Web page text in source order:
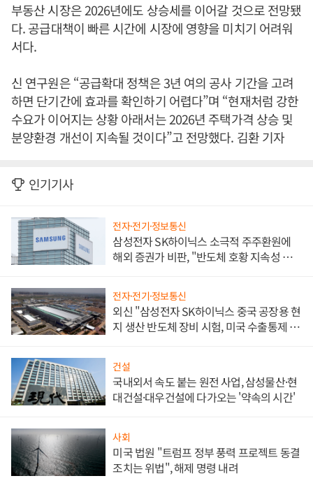
부동산 시장은 2026년에도 상승세를 이어갈 것으로 전망됐
다. 공급대책이 빠른 시간에 시장에 영향을 미치기 어려워
서다.
신 연구원은 “공급확대 정책은 3년 여의 공사 기간을 고려
하면 단기간에 효과를 확인하기 어렵다”며 “현재처럼 강한
수요가 이어지는 상황 아래서는 2026년 주택가격 상승 및
분양환경 개선이 지속될 것이다”고 전망했다. 김환 기자
인기기사
전자·전기·정보통신
삼성전자 SK하이닉스 소극적 주주환원에
해외 증권가 비판, "반도체 호황 지속성 의
전자·전기·정보통신
외신 "삼성전자 SK하이닉스 중국 공장용 현
지 생산 반도체 장비 시험, 미국 수출통제 대
건설
국내외서 속도 붙는 원전 사업, 삼성물산·현
대건설·대우건설에 다가오는 '약속의 시간'
사회
미국 법원 "트럼프 정부 풍력 프로젝트 동결
조치는 위법", 해제 명령 내려